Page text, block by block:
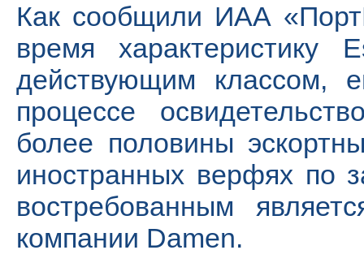
Как сообщили ИАА
время
действующим классом,
процессе
более половины
иностранных верфях по
востребованным
компании Damen.